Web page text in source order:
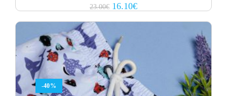
23.00€ Original
price
16.10€Current
price
-40%